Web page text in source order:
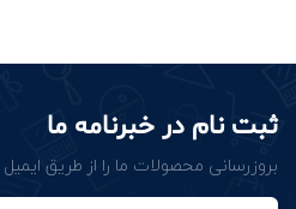
ثبت نام در خبرنامه ما
بروزرسانی محصولات ما را از طریق